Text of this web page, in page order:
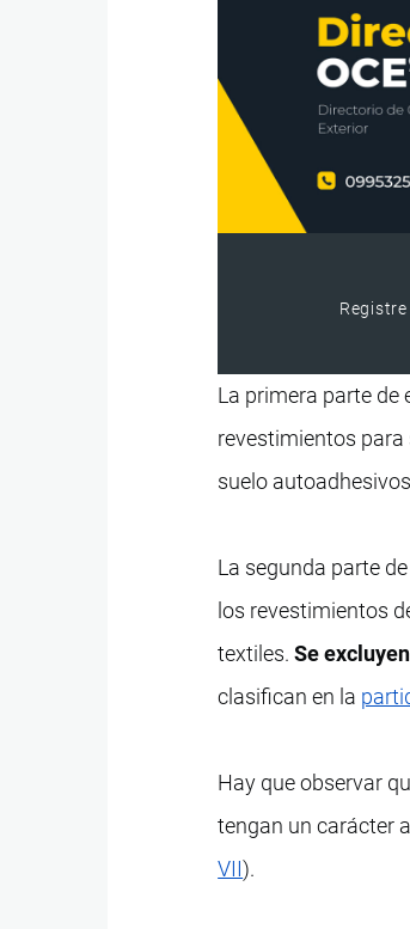
La primera parte
revestimientos para
suelo
La segunda parte
los revestimientos
textiles.Se excluyen
clasifican en la
Hay que observar
tengan un carácter
VII).